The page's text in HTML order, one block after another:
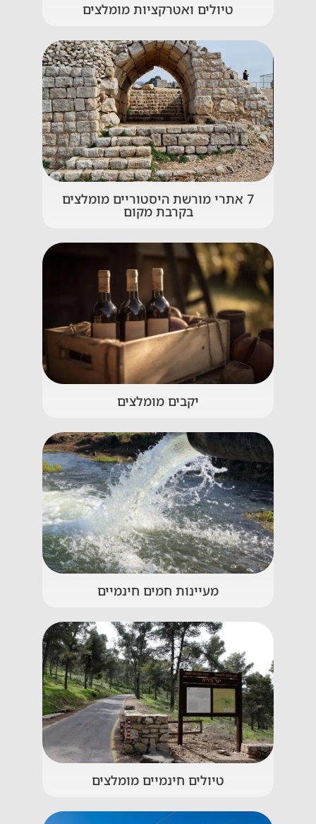
טיולים ואטרקציות מומלצים
7 אתרי מורשת היסטוריים מומלצים
בקרבת מקום
יקבים מומלצים
מעיינות חמים חינמיים
טיולים חינמיים מומלצים